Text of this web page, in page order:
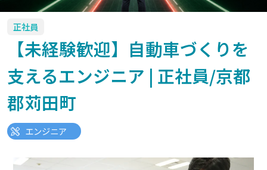
正社員
【未経験歓迎】自動車づくりを
支えるエンジニア | 正社員/京都
郡苅田町
エンジニア